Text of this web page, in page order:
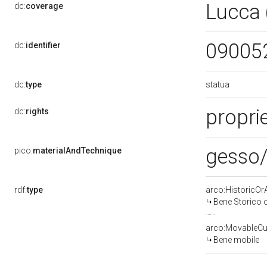
dc:coverage
dc:identifier
dc:type statua
dc:rights
pico:materialAndTechnique
rdf:type
Bene Storico
Bene mobile